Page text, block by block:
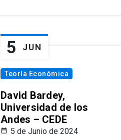
5 JUN
Teoría Económica
David Bardey,
Universidad de los
Andes – CEDE
5 de Junio de 2024